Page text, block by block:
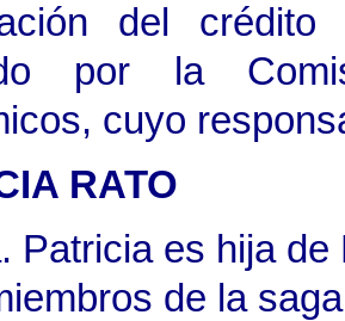
del
por la
cuyo
RATO
Patricia es hija
de la